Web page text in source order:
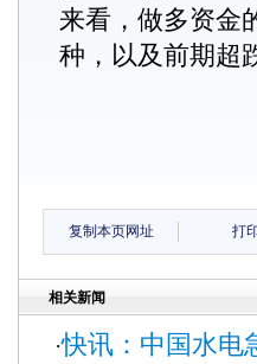
来看，做多资金
种，以及前期超
复制本页网址 打
相关新闻
·快讯：中国水电